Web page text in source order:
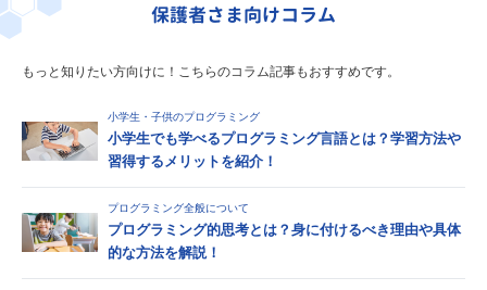
保護者さま向けコラム
もっと知りたい方向けに！こちらのコラム記事もおすすめです。
小学生・子供のプログラミング
小学生でも学べるプログラミング言語とは？学習方法や
習得するメリットを紹介！
プログラミング全般について
プログラミング的思考とは？身に付けるべき理由や具体
的な方法を解説！